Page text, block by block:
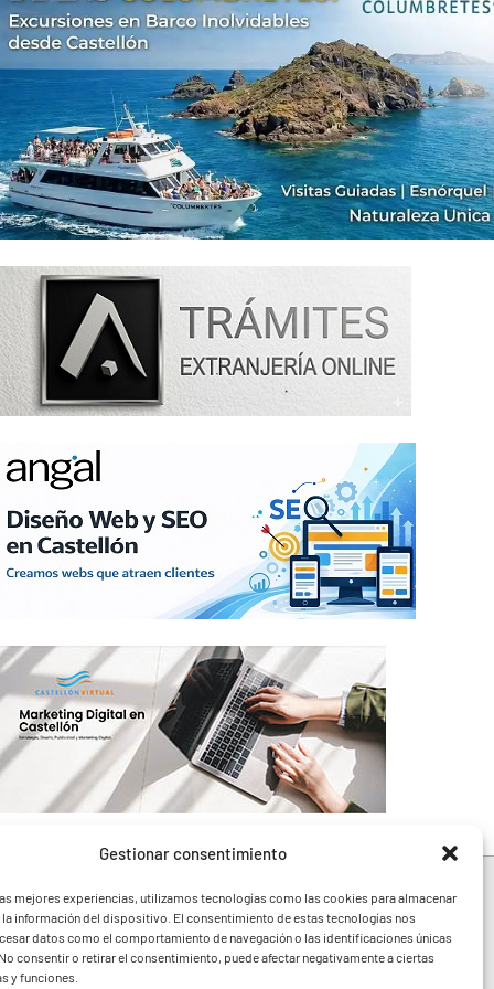
Gestionar consentimiento
mejores experiencias, utilizamos tecnologías como las cookies para almacenar
la información del dispositivo. El consentimiento de estas tecnologías nos
datos como el comportamiento de navegación o las identificaciones únicas
consentir o retirar el consentimiento, puede afectar negativamente a ciertas
y funciones.
la Comunidad
festivales y noticias